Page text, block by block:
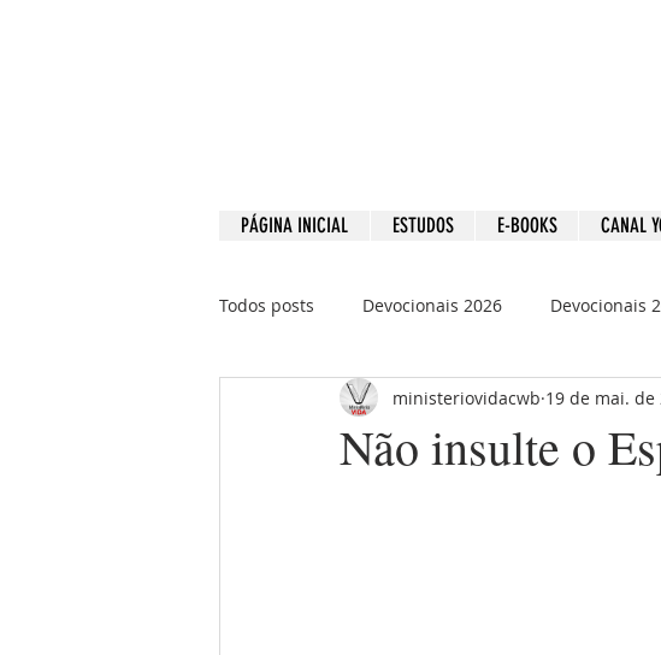
PÁGINA INICIAL ESTUDOS E-BOOKS CANAL
Todos posts Devocionais 2026 Devocionais
Devocionais 2021 Devocionais 2020
Não insulte o
ministeriovidacwb 19 de mai. de